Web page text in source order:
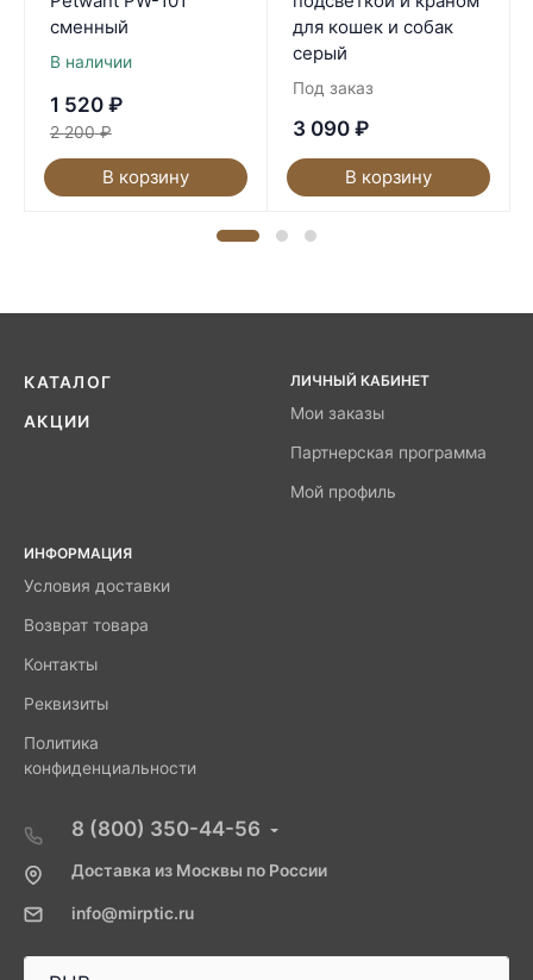
сменный
В наличии
1 520 ₽
2 200 ₽
В корзину
для кошек и собак
серый
Под заказ
3 090 ₽
В корзину
КАТАЛОГ
АКЦИИ
ЛИЧНЫЙ КАБИНЕТ
Мои заказы
Партнерская программа
Мой профиль
ИНФОРМАЦИЯ
Условия доставки
Возврат товара
Контакты
Реквизиты
Политика
конфиденциальности
8 (800) 350-44-56
Доставка из Москвы по России
info@mirptic.ru